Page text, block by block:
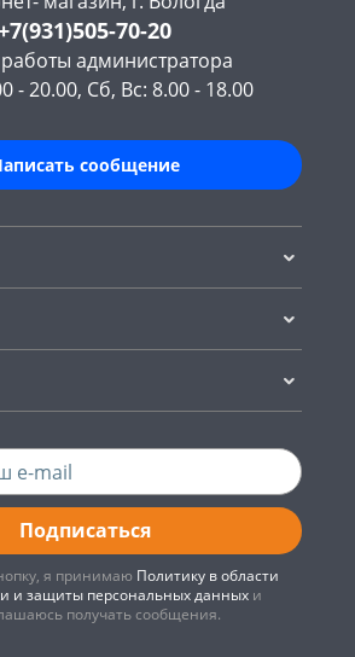
70-20
администратора
- 20.00, Сб, Вс: 8.00 - 18.00
сообщение
Подписаться
я принимаю Политику в области
и защиты персональных данныхи
получать сообщения.